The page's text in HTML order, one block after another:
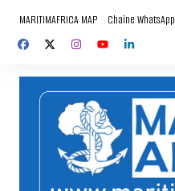
contenu
MARITIMAFRICA MAP Chaîne WhatsApp